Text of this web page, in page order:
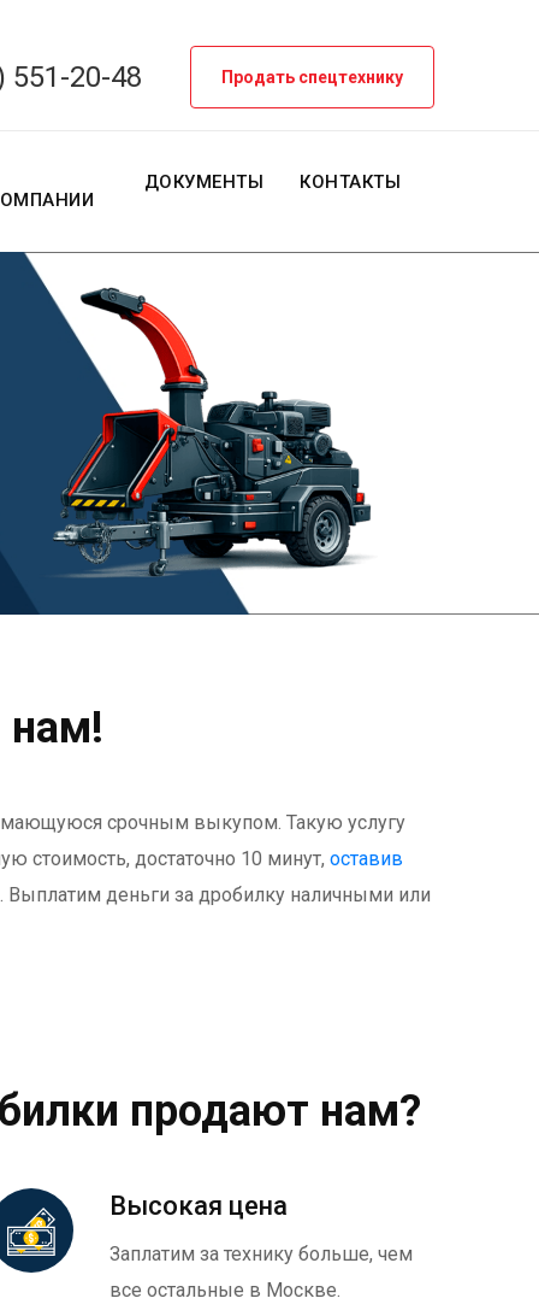
551-20-48 Продать спецтехнику
ДОКУМЕНТЫ КОНТАКТЫ
нам!
срочным выкупом. Такую услугу
стоимость, достаточно 10 минут, оставив
Выплатим деньги за дробилку наличными или
продают нам?
Высокая цена
Заплатим за технику больше, чем
все остальные в Москве.